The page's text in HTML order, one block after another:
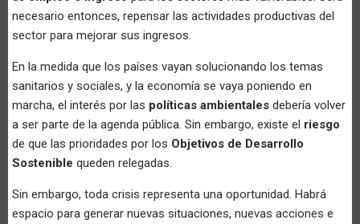
necesario entonces, repensar las actividades productivas del
sector para mejorar sus ingresos.
En la medida que los países vayan solucionando los temas
sanitarios y sociales, y la economía se vaya poniendo en
marcha, el interés por las políticas ambientales debería volver
a ser parte de la agenda pública. Sin embargo, existe el riesgo
de que las prioridades por los Objetivos de Desarrollo
Sostenible queden relegadas.
Sin embargo, toda crisis representa una oportunidad. Habrá
espacio para generar nuevas situaciones, nuevas acciones e